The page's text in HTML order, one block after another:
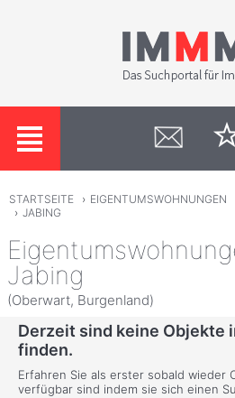
STARTSEITE › EIGENTUMSWOHNUNGEN
› JABING
Jabing
(Oberwart, Burgenland)
Derzeit sind keine Objekte
finden.
Erfahren Sie als erster sobald wieder
verfügbar sind indem sie sich einen